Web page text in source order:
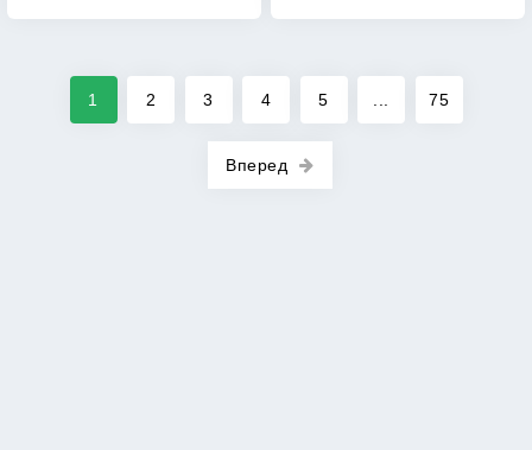
1 2 3 4 5 75
Вперед